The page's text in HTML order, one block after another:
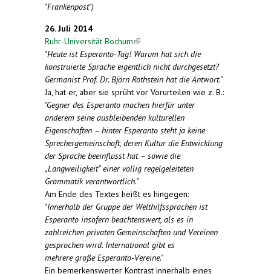
"Frankenpost")
26. Juli 2014
Ruhr-Universität Bochum(link is external)
"Heute ist Esperanto-Tag! Warum hat sich die
konstruierte Sprache eigentlich nicht durchgesetzt?
Germanist Prof. Dr. Björn Rothstein hat die Antwort."
Ja, hat er, aber sie sprüht vor Vorurteilen wie z. B.:
"Gegner des Esperanto machen hierfür unter
anderem seine ausbleibenden kulturellen
Eigenschaften – hinter Esperanto steht ja keine
Sprechergemeinschaft, deren Kultur die Entwicklung
der Sprache beeinflusst hat – sowie die
„Langweiligkeit“ einer völlig regelgeleiteten
Grammatik verantwortlich."
Am Ende des Textes heißt es hingegen:
"Innerhalb der Gruppe der Welthilfssprachen ist
Esperanto insofern beachtenswert, als es in
zahlreichen privaten Gemeinschaften und Vereinen
gesprochen wird. International gibt es
mehrere große Esperanto-Vereine."
Ein bemerkenswerter Kontrast innerhalb eines